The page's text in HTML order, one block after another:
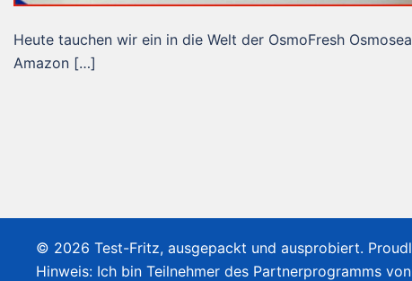
Heute tauchen wir ein in die Welt der OsmoFresh
Amazon […]
© 2026 Test-Fritz, ausgepackt und ausprobiert.
Hinweis: Ich bin Teilnehmer des Partnerprogramms